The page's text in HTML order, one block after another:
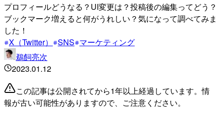
プロフィールどうなる？UI変更は？投稿後の編集ってどう？
ブックマーク増えると何がうれしい？気になって調べてみま
した！
X（Twitter）
SNS マーケティング
鵜飼亮次
2023.01.12
この記事は公開されてから1年以上経過しています。情
報が古い可能性がありますので、ご注意ください。